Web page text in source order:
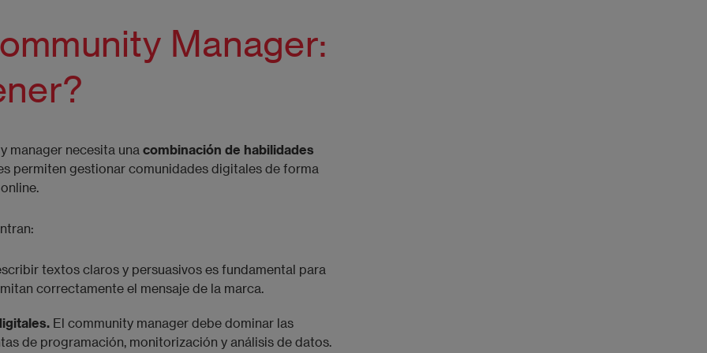
Manager:
manager necesita una combinación de habilidades
permiten gestionar comunidades digitales de forma
textos claros y persuasivos es fundamental para
correctamente el mensaje de la marca.
El community manager debe dominar las
de programación, monitorización y análisis de datos.